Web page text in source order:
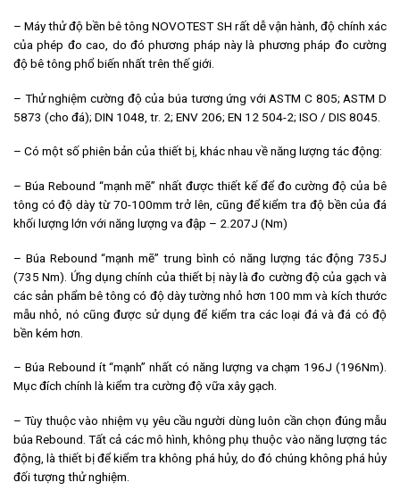
– Máy thử độ bền bê tông NOVOTEST SH rất dễ vận hành, độ chính xác
của phép đo cao, do đó phương pháp này là phương pháp đo cường
độ bê tông phổ biến nhất trên thế giới.
– Thử nghiệm cường độ của búa tương ứng với ASTM C 805; ASTM D
5873 (cho đá); DIN 1048, tr. 2; ENV 206; EN 12 504-2; ISO / DIS 8045.
– Có một số phiên bản của thiết bị, khác nhau về năng lượng tác động:
– Búa Rebound “mạnh mẽ” nhất được thiết kế để đo cường độ của bê
tông có độ dày từ 70-100mm trở lên, cũng để kiểm tra độ bền của đá
khối lượng lớn với năng lượng va đập – 2.207J (Nm)
– Búa Rebound “mạnh mẽ” trung bình có năng lượng tác động 735J
(735 Nm). Ứng dụng chính của thiết bị này là đo cường độ của gạch và
các sản phẩm bê tông có độ dày tường nhỏ hơn 100 mm và kích thước
mẫu nhỏ, nó cũng được sử dụng để kiểm tra các loại đá và đá có độ
bền kém hơn.
– Búa Rebound ít “mạnh” nhất có năng lượng va chạm 196J (196Nm).
Mục đích chính là kiểm tra cường độ vữa xây gạch.
– Tùy thuộc vào nhiệm vụ yêu cầu người dùng luôn cần chọn đúng mẫu
búa Rebound. Tất cả các mô hình, không phụ thuộc vào năng lượng tác
động, là thiết bị để kiểm tra không phá hủy, do đó chúng không phá hủy
đối tượng thử nghiệm.